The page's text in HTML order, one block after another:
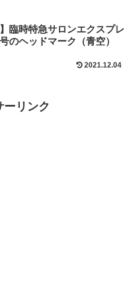
】臨時特急サロンエクスプレ
のヘッドマーク（青空）
2021.12.04
ーリンク